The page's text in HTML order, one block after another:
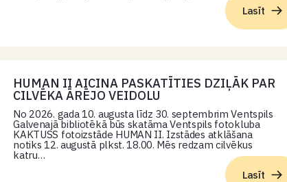
Lasīt
Lasīt
HUMAN II AICINA PASKATĪTIES DZIĻĀK PAR
CILVĒKA ĀRĒJO VEIDOLU
No 2026. gada 10. augusta līdz 30. septembrim Ventspils
Galvenajā bibliotēkā būs skatāma Ventspils fotokluba
KAKTUSS fotoizstāde HUMAN II. Izstādes atklāšana
notiks 12. augustā plkst. 18.00. Mēs redzam cilvēkus
katru…